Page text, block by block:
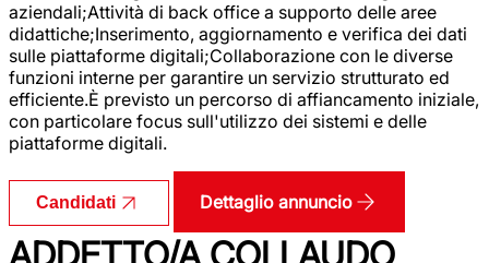
aziendali;Attività di back office a supporto delle aree
didattiche;Inserimento, aggiornamento e verifica dei dati
sulle piattaforme digitali;Collaborazione con le diverse
funzioni interne per garantire un servizio strutturato ed
efficiente.È previsto un percorso di affiancamento iniziale,
con particolare focus sull'utilizzo dei sistemi e delle
piattaforme digitali.
Candidati Dettaglio annuncio
ADDETTO/A COLLAUDO